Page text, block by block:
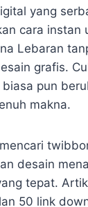
yang
cara instan
Lebaran
grafis.
pun
makna.
desain
tepat.
50 link